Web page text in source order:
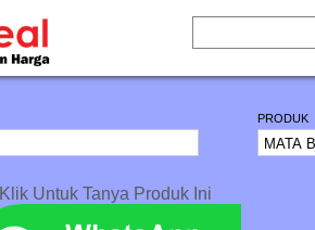
PRODUK
Klik Untuk Tanya Produk Ini